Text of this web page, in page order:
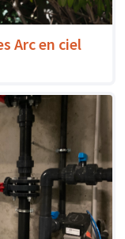
Arc en ciel